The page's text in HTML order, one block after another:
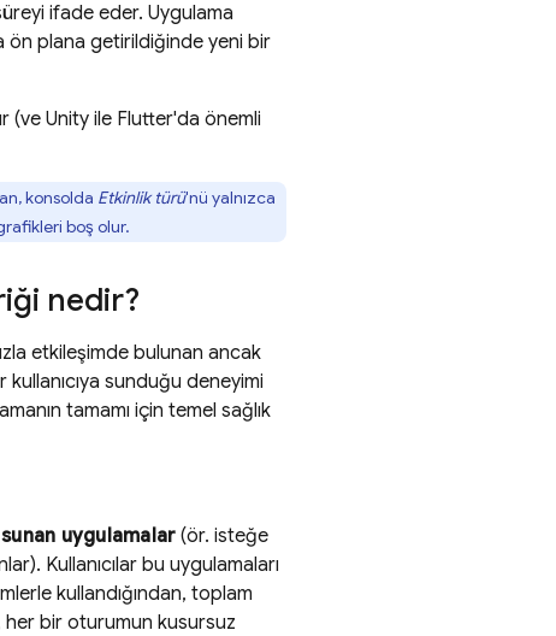
ifade eder. Uygulama
ön plana getirildiğinde yeni bir
(ve Unity ile Flutter'da önemli
konsolda Etkinlik türü'nü yalnızca
boş olur.
nedir?
etkileşimde bulunan ancak
kullanıcıya sunduğu deneyimi
tamamı için temel sağlık
uygulamalar (ör. isteğe
Kullanıcılar bu uygulamaları
kullandığından, toplam
her bir oturumun kusursuz